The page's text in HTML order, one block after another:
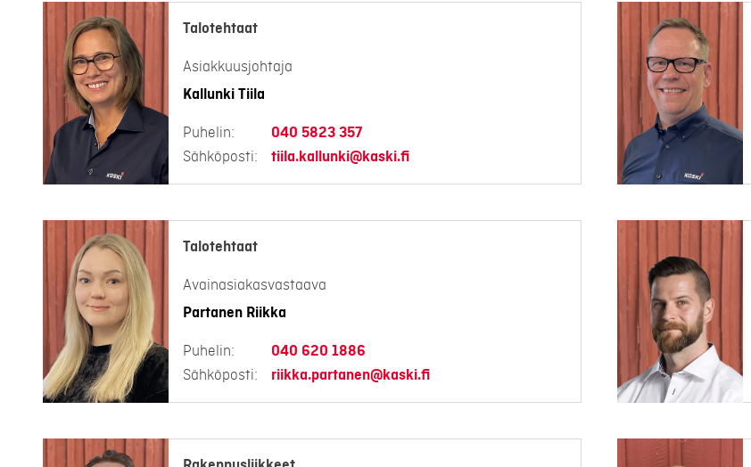
Talotehtaat
Asiakkuusjohtaja
Kallunki Tiila
Puhelin:
040 5823 357
Sähköposti:
tiila.kallunki@kaski.fi
Talotehtaat
Avainasiakasvastaava
Partanen Riikka
Puhelin:
040 620 1886
Sähköposti:
riikka.partanen@kaski.fi